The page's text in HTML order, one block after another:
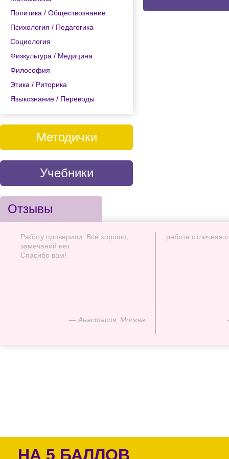
Политика / Обществознание
Психология / Педагогика
Социология
Физкультура / Медицина
Философия
Этика / Риторика
Языкознание / Переводы
Методички
Учебники
Отзывы
— Анастасия, Москва
Работу проверили. Все хорошо,
замечаний нет.
Спасибо вам!
работа
НА 5 БАЛЛОВ